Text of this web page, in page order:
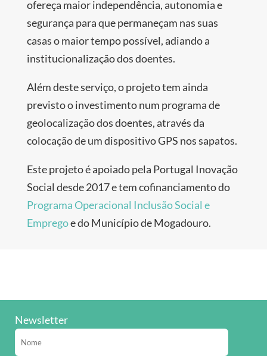
ofereça maior independência, autonomia e
segurança para que permaneçam nas suas
casas o maior tempo possível, adiando a
institucionalização dos doentes.
Além deste serviço, o projeto tem ainda
previsto o investimento num programa de
geolocalização dos doentes, através da
colocação de um dispositivo GPS nos sapatos.
Este projeto é apoiado pela Portugal Inovação
Social desde 2017 e tem cofinanciamento do
Programa Operacional Inclusão Social e
Empregoe do Município de Mogadouro.
Newsletter